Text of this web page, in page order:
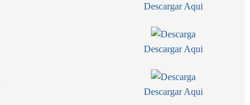
Descargar Aqui
Descargar Aqui
Descargar Aqui